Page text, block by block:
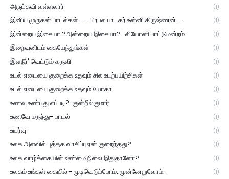
அருட்கவி வள்ளலார் (1)
இனிய முருகன் பாடல்கள் --- பிரபல பாடகர் உன்னி கிருஷ்ணன்-- (1)
இன்றைய இசையா ?அன்றைய இசையா? -லியோனி பாட்டுமன்றம் (1)
இறைவனிடம் கையேந்துங்கள் (1)
இளநீர்' வெட்டும் கருவி (1)
உடல் எடையை குறைக்க உதவும் சில உடற்பயிற்சிகள் (1)
உடல் எடையை குறைக்க உதவும் யோகா (1)
உணவு உண்பது எப்படி?-குன்றில்குமார் (1)
உணவே மருந்து- பாடல் (1)
உயர்வு (1)
உலக அளவில் புத்தக வாசிப்புஏன் குறைந்தது? (1)
உலக வாழ்க்கையின் உண்மை நிலை இதுதானோ? (1)
உலகம் உங்கள் கையில் - முடிவெடுப்போம்..முன்னேறுவோம். (1)